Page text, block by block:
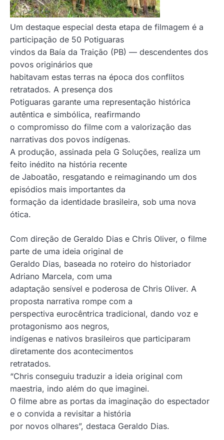
Um destaque especial desta etapa de filmagem é a
participação de 50 Potiguaras
vindos da Baía da Traição (PB) — descendentes dos
povos originários que
habitavam estas terras na época dos conflitos
retratados. A presença dos
Potiguaras garante uma representação histórica
autêntica e simbólica, reafirmando
o compromisso do filme com a valorização das
narrativas dos povos indígenas.
A produção, assinada pela G Soluções, realiza um
feito inédito na história recente
de Jaboatão, resgatando e reimaginando um dos
episódios mais importantes da
formação da identidade brasileira, sob uma nova
ótica.
Com direção de Geraldo Dias e Chris Oliver, o filme
parte de uma ideia original de
Geraldo Dias, baseada no roteiro do historiador
Adriano Marcela, com uma
adaptação sensível e poderosa de Chris Oliver. A
proposta narrativa rompe com a
perspectiva eurocêntrica tradicional, dando voz e
protagonismo aos negros,
indígenas e nativos brasileiros que participaram
diretamente dos acontecimentos
retratados.
“Chris conseguiu traduzir a ideia original com
maestria, indo além do que imaginei.
O filme abre as portas da imaginação do espectador
e o convida a revisitar a história
por novos olhares”, destaca Geraldo Dias.